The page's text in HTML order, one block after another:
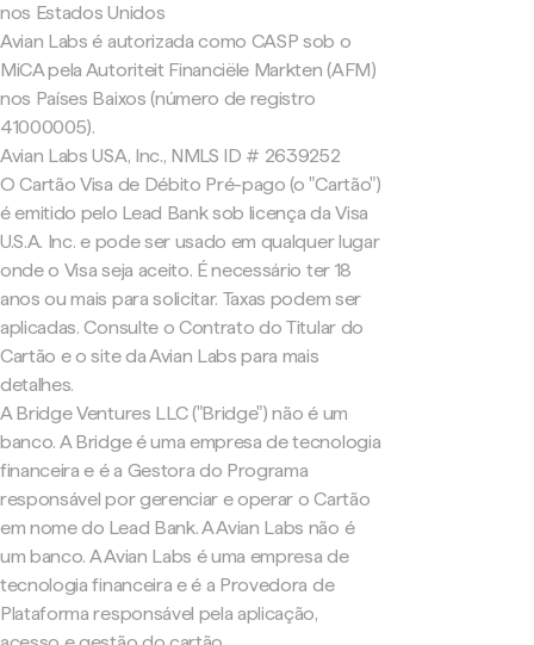
nos Estados Unidos
Avian Labs é autorizada como CASP sob o
MiCA pela Autoriteit Financiële Markten (AFM)
nos Países Baixos (número de registro
41000005).
Avian Labs USA, Inc., NMLS ID # 2639252
O Cartão Visa de Débito Pré-pago (o "Cartão")
é emitido pelo Lead Bank sob licença da Visa
U.S.A. Inc. e pode ser usado em qualquer lugar
onde o Visa seja aceito. É necessário ter 18
anos ou mais para solicitar. Taxas podem ser
aplicadas. Consulte o Contrato do Titular do
Cartão e o site da Avian Labs para mais
detalhes.
A Bridge Ventures LLC ("Bridge") não é um
banco. A Bridge é uma empresa de tecnologia
financeira e é a Gestora do Programa
responsável por gerenciar e operar o Cartão
em nome do Lead Bank. A Avian Labs não é
um banco. A Avian Labs é uma empresa de
tecnologia financeira e é a Provedora de
Plataforma responsável pela aplicação,